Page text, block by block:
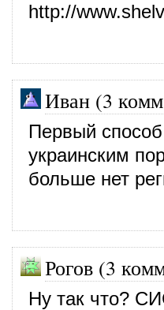
http://
Иван (3
Первый
украинским
больше нет
Рогов (3
Ну так что?